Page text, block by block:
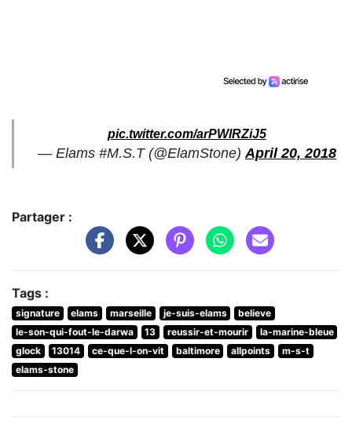
pic.twitter.com/arPWlRZiJ5
— Elams #M.S.T (@ElamStone)April 20, 2018
Partager :
Tags :
signature elams marseille je-suis-elams
believe
le-son-qui-fout-le-darwa
13 reussir-et-mourir
la-marine-bleue
glock
13014 ce-que-l-on-vit baltimore allpoints
m-s-t
elams-stone